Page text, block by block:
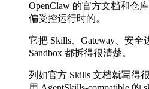
OpenClaw 的官方文档和仓
偏受控运行时的。
它把 Skills、Gateway、安全
Sandbox 都拆得很清楚。
列如官方 Skills 文档就写得